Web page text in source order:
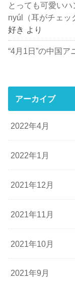
とっても可愛い
nyúl（耳がチェッ
好き より
“4月1日”の中国
アーカイブ
2022年4月
2022年1月
2021年12月
2021年11月
2021年10月
2021年9月